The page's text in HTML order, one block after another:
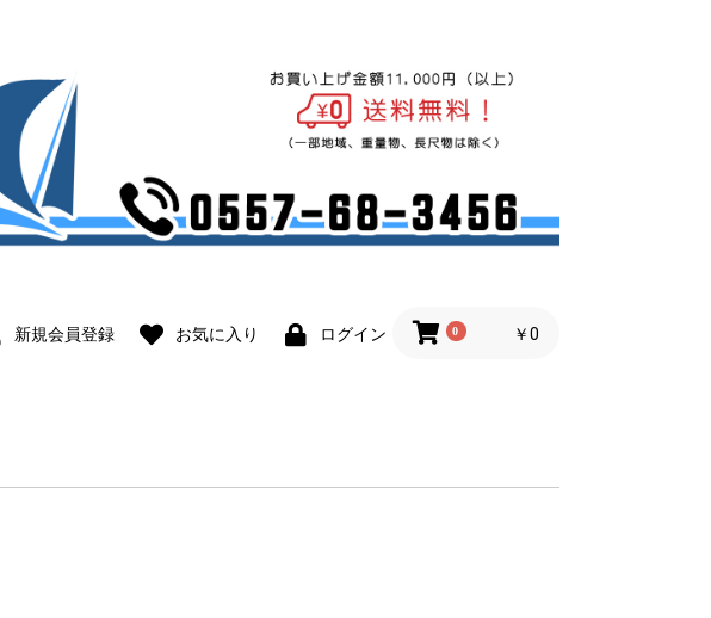
新規会員登録 お気に入り ログイン 0 ￥0